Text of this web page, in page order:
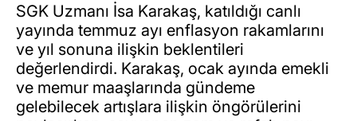
SGK Uzmanı İsa Karakaş, katıldığı canlı
yayında temmuz ayı enflasyon rakamlarını
ve yıl sonuna ilişkin beklentileri
değerlendirdi. Karakaş, ocak ayında emekli
ve memur maaşlarında gündeme
gelebilecek artışlara ilişkin öngörülerini